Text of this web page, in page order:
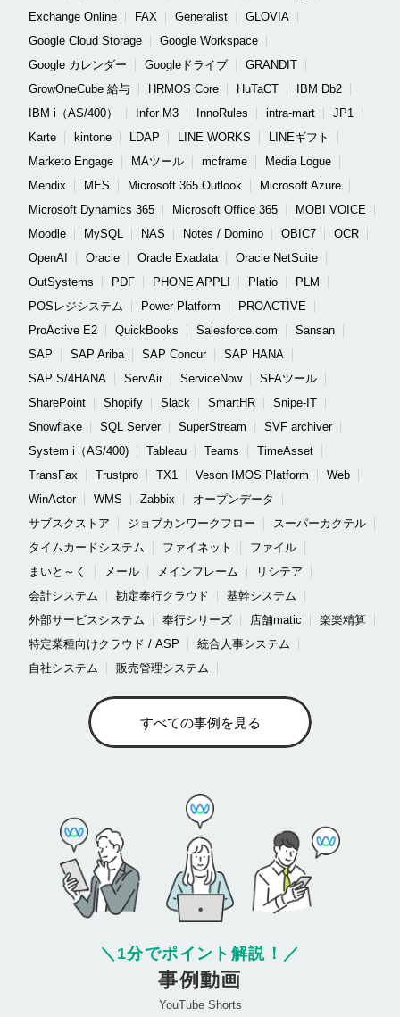
Exchange Online
FAX Generalist
GLOVIA
Google Cloud Storage
Google Workspace
Google カレンダー
Googleドライブ
GRANDIT
GrowOneCube 給与
HRMOS Core HuTaCT
IBM Db2
IBM i（AS/400）
Infor M3 InnoRules intra-mart
JP1
Karte
kintone LDAP LINE WORKS
LINEギフト
Marketo Engage
MAツール mcframe
Media Logue
Mendix
MES Microsoft 365 Outlook
Microsoft Azure
Microsoft Dynamics 365
Microsoft Office 365
MOBI VOICE
Moodle
MySQL NAS Notes / Domino OBIC7
OCR
OpenAI
Oracle Oracle Exadata
Oracle NetSuite
OutSystems
PDF PHONE APPLI Platio
PLM
POSレジシステム
Power Platform
PROACTIVE
ProActive E2
QuickBooks Salesforce.com
Sansan
SAP
SAP Ariba SAP Concur
SAP HANA
SAP S/4HANA
ServAir ServiceNow
SFAツール
SharePoint
Shopify Slack SmartHR
Snipe-IT
Snowflake
SQL Server SuperStream
SVF archiver
System i（AS/400)
Tableau Teams
TimeAsset
TransFax
Trustpro TX1 Veson IMOS Platform
Web
WinActor
WMS Zabbix
オープンデータ
サブスクストア
ジョブカンワークフロー
スーパーカクテル
タイムカードシステム
ファイネット
ファイル
まいと～く
メール メインフレーム
リシテア
会計システム
勘定奉行クラウド
基幹システム
外部サービスシステム
奉行シリーズ 店舗matic
楽楽精算
特定業種向けクラウド / ASP
統合人事システム
自社システム
販売管理システム
すべての事例を見る
＼ 1分でポイント解説！ ／
事例動画
YouTube Shorts